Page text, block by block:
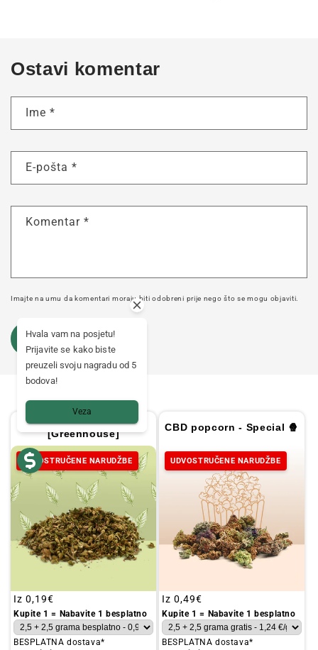
Ostavi komentar
Ime *
E-pošta *
Komentar *
Imajte na umu da komentari moraju biti odobreni prije nego što se mogu objaviti.
[Greenhouse]
UDVOSTRUČENE NARUDŽBE
Redovna
cijena
Iz 0,19€
Kupite 1 = Nabavite 1 besplatno
BESPLATNA dostava*
CBD popcorn - Special 🍿
UDVOSTRUČENE NARUDŽBE
Redovna
cijena
Iz 0,49€
Kupite 1 = Nabavite 1 besplatno
BESPLATNA dostava*
Hvala vam na posjetu!
Prijavite se kako biste
preuzeli svoju nagradu od 5
bodova!
Veza